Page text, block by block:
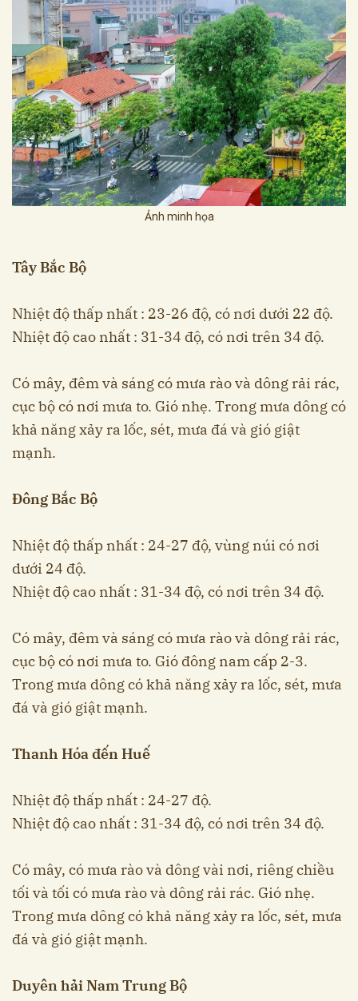
Ảnh minh họa
Tây Bắc Bộ
Nhiệt độ thấp nhất : 23-26 độ, có nơi dưới 22 độ.
Nhiệt độ cao nhất : 31-34 độ, có nơi trên 34 độ.
Có mây, đêm và sáng có mưa rào và dông rải rác,
cục bộ có nơi mưa to. Gió nhẹ. Trong mưa dông có
khả năng xảy ra lốc, sét, mưa đá và gió giật
mạnh.
Đông Bắc Bộ
Nhiệt độ thấp nhất : 24-27 độ, vùng núi có nơi
dưới 24 độ.
Nhiệt độ cao nhất : 31-34 độ, có nơi trên 34 độ.
Có mây, đêm và sáng có mưa rào và dông rải rác,
cục bộ có nơi mưa to. Gió đông nam cấp 2-3.
Trong mưa dông có khả năng xảy ra lốc, sét, mưa
đá và gió giật mạnh.
Thanh Hóa đến Huế
Nhiệt độ thấp nhất : 24-27 độ.
Nhiệt độ cao nhất : 31-34 độ, có nơi trên 34 độ.
Có mây, có mưa rào và dông vài nơi, riêng chiều
tối và tối có mưa rào và dông rải rác. Gió nhẹ.
Trong mưa dông có khả năng xảy ra lốc, sét, mưa
đá và gió giật mạnh.
Duyên hải Nam Trung Bộ